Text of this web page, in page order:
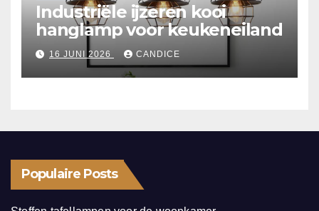
Industriële ijzeren kooi
hanglamp voor keukeneiland
16 JUNI 2026 CANDICE
Populaire Posts